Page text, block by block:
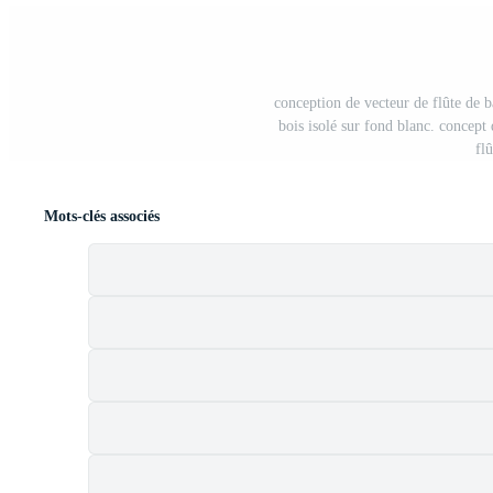
conception de vecteur de flûte de
bois isolé sur fond blanc. concept
Mots-clés associés